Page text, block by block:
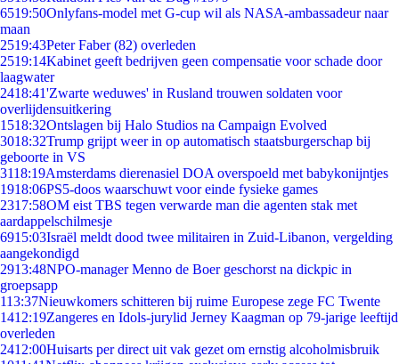
6519:50Onlyfans-model met G-cup wil als NASA-ambassadeur naar
maan
2519:43Peter Faber (82) overleden
2519:14Kabinet geeft bedrijven geen compensatie voor schade door
laagwater
2418:41'Zwarte weduwes' in Rusland trouwen soldaten voor
overlijdensuitkering
1518:32Ontslagen bij Halo Studios na Campaign Evolved
3018:32Trump grijpt weer in op automatisch staatsburgerschap bij
geboorte in VS
3118:19Amsterdams dierenasiel DOA overspoeld met babykonijntjes
1918:06PS5-doos waarschuwt voor einde fysieke games
2317:58OM eist TBS tegen verwarde man die agenten stak met
aardappelschilmesje
6915:03Israël meldt dood twee militairen in Zuid-Libanon, vergelding
aangekondigd
2913:48NPO-manager Menno de Boer geschorst na dickpic in
groepsapp
113:37Nieuwkomers schitteren bij ruime Europese zege FC Twente
1412:19Zangeres en Idols-jurylid Jerney Kaagman op 79-jarige leeftijd
overleden
2412:00Huisarts per direct uit vak gezet om ernstig alcoholmisbruik